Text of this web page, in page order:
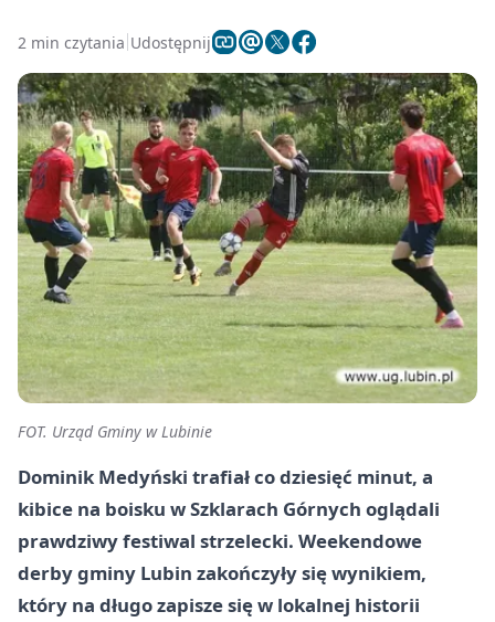
2 min czytania Udostępnij
FOT. Urząd Gminy w Lubinie
Dominik Medyński trafiał co dziesięć minut, a
kibice na boisku w Szklarach Górnych oglądali
prawdziwy festiwal strzelecki. Weekendowe
derby gminy Lubin zakończyły się wynikiem,
który na długo zapisze się w lokalnej historii